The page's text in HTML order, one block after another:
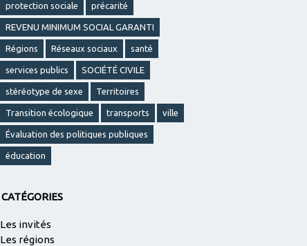
protection sociale précarité
REVENU MINIMUM SOCIAL GARANTI
Régions Réseaux sociaux santé
services publics SOCIÉTÉ CIVILE
stéréotype de sexe Territoires
Transition écologique transports ville
Évaluation des politiques publiques
éducation
CATÉGORIES
Les invités
Les régions